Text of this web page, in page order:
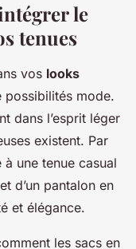
le
tenues
vos looks
possibilités mode.
dans l’esprit léger
existent. Par
une tenue casual
d’un pantalon en
et élégance.
les sacs en